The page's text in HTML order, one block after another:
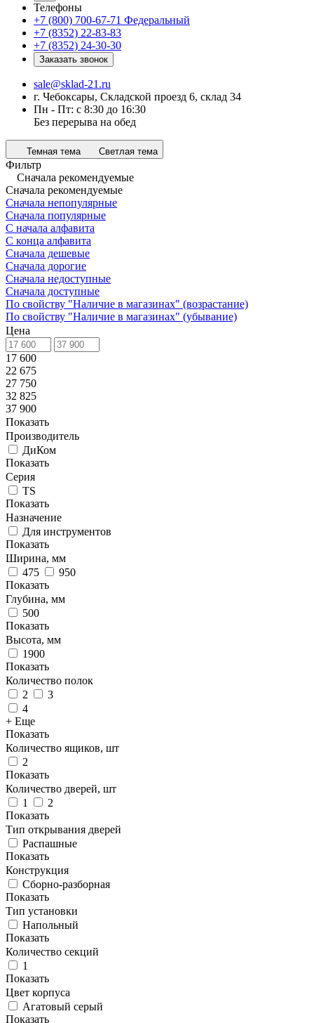
Телефоны
+7 (800) 700-67-71 Федеральный
+7 (8352) 22-83-83
+7 (8352) 24-30-30
Заказать звонок
sale@sklad-21.ru
г. Чебоксары, Складской проезд 6, склад 34
Пн - Пт: с 8:30 до 16:30
Без перерыва на обед
Темная тема Светлая тема
Фильтр
Сначала рекомендуемые
Сначала рекомендуемые
Сначала непопулярные
Сначала популярные
С начала алфавита
С конца алфавита
Сначала дешевые
Сначала дорогие
Сначала недоступные
Сначала доступные
По свойству "Наличие в магазинах" (возрастание)
По свойству "Наличие в магазинах" (убывание)
Цена
17 600
22 675
27 750
32 825
37 900
Показать
Производитель
ДиКом
Показать
Серия
TS
Показать
Назначение
Для инструментов
Показать
Ширина, мм
475
950
Показать
Глубина, мм
500
Показать
Высота, мм
1900
Показать
Количество полок
2
3
4
+ Еще
Показать
Количество ящиков, шт
2
Показать
Количество дверей, шт
1
2
Показать
Тип открывания дверей
Распашные
Показать
Конструкция
Сборно-разборная
Показать
Тип установки
Напольный
Показать
Количество секций
1
Показать
Цвет корпуса
Агатовый серый
Показать